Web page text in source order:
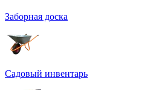
Заборная доска
Садовый инвентарь